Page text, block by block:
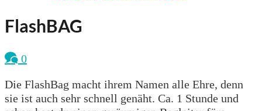
FlashBAG
0
Die FlashBag macht ihrem Namen alle Ehre, denn
sie ist auch sehr schnell genäht. Ca. 1 Stunde und